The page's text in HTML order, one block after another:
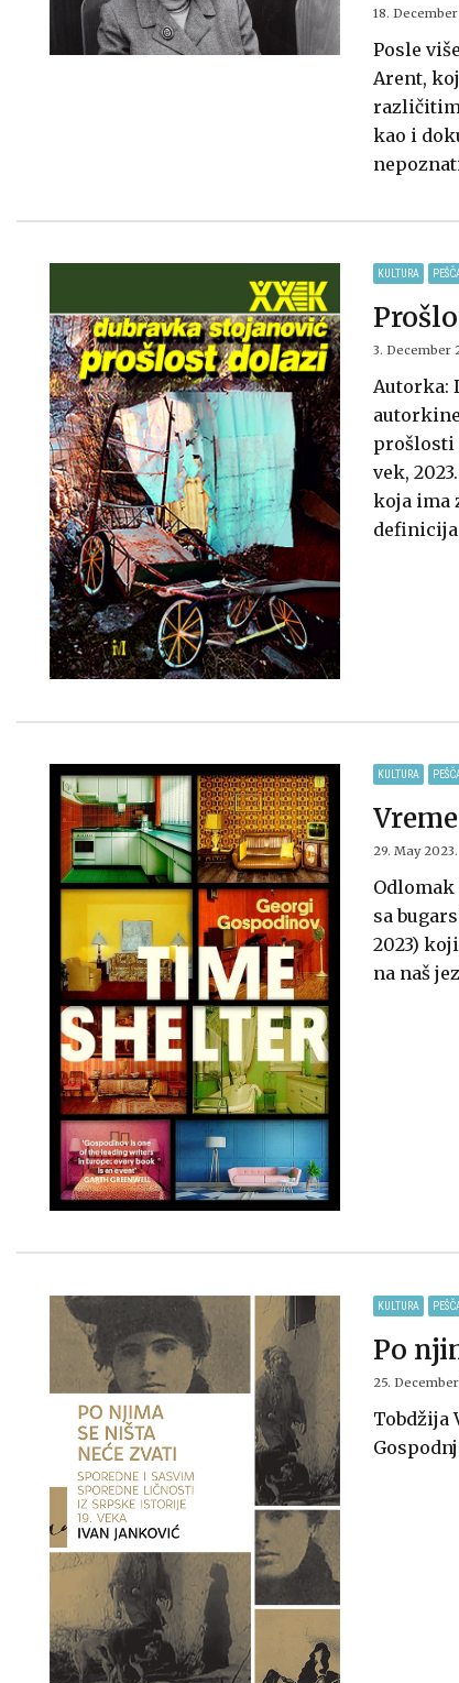
18.
Posle
Arent,
različitim
kao i
KULTURA
3. December
Autorka:
prošlosti
vek,
koja ima
definicija
KULTURA
29. May 2023.
sa
2023)
na naš
KULTURA
Po
25.
Tobdžija